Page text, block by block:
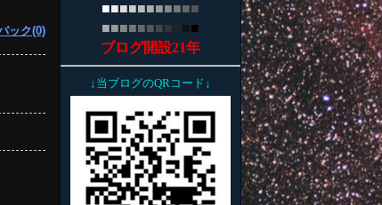
ック(0)
■■■■■■■■■■■
■■■■■■■■ ■■
ブログ開設21年
↓当ブログのQRコード↓